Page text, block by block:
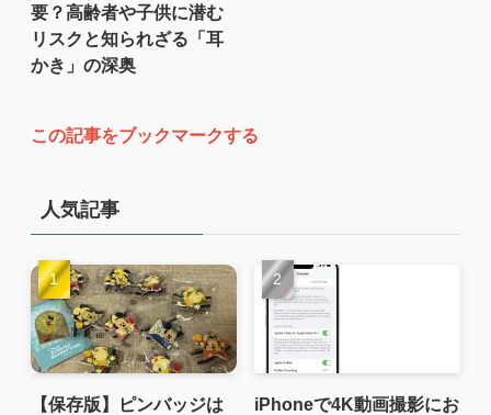
要？高齢者や子供に潜む
リスクと知られざる「耳
かき」の深奥
この記事をブックマークする
人気記事
【保存版】ピンバッジは
iPhoneで4K動画撮影にお